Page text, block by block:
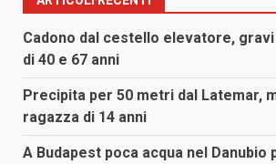
Cadono dal cestello elevatore,
di 40 e 67 anni
Precipita per 50 metri dal Latemar,
ragazza di 14 anni
A Budapest poca acqua nel Danubio